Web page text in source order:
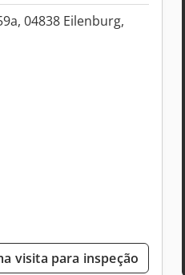
04838 Eilenburg,
visita para inspeção